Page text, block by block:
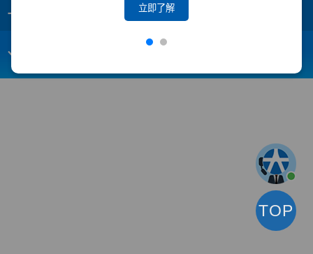
立即了解
+
webmaster@yuanta.com
TOP